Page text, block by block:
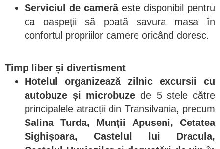
Serviciul de camerăeste disponibil pentru
ca oaspeții să poată savura masa în
confortul propriilor camere oricând doresc.
Timp liber și divertisment
Hotelul organizează zilnic excursii cu
autobuze și microbuze de 5 stele către
principalele atracții din Transilvania, precum
Salina Turda, Munții Apuseni, Cetatea
Sighișoara, Castelul lui Dracula,